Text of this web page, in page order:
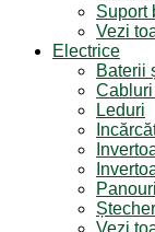
Suport
Vezi
Electrice
Baterii
Leduri
Vezi